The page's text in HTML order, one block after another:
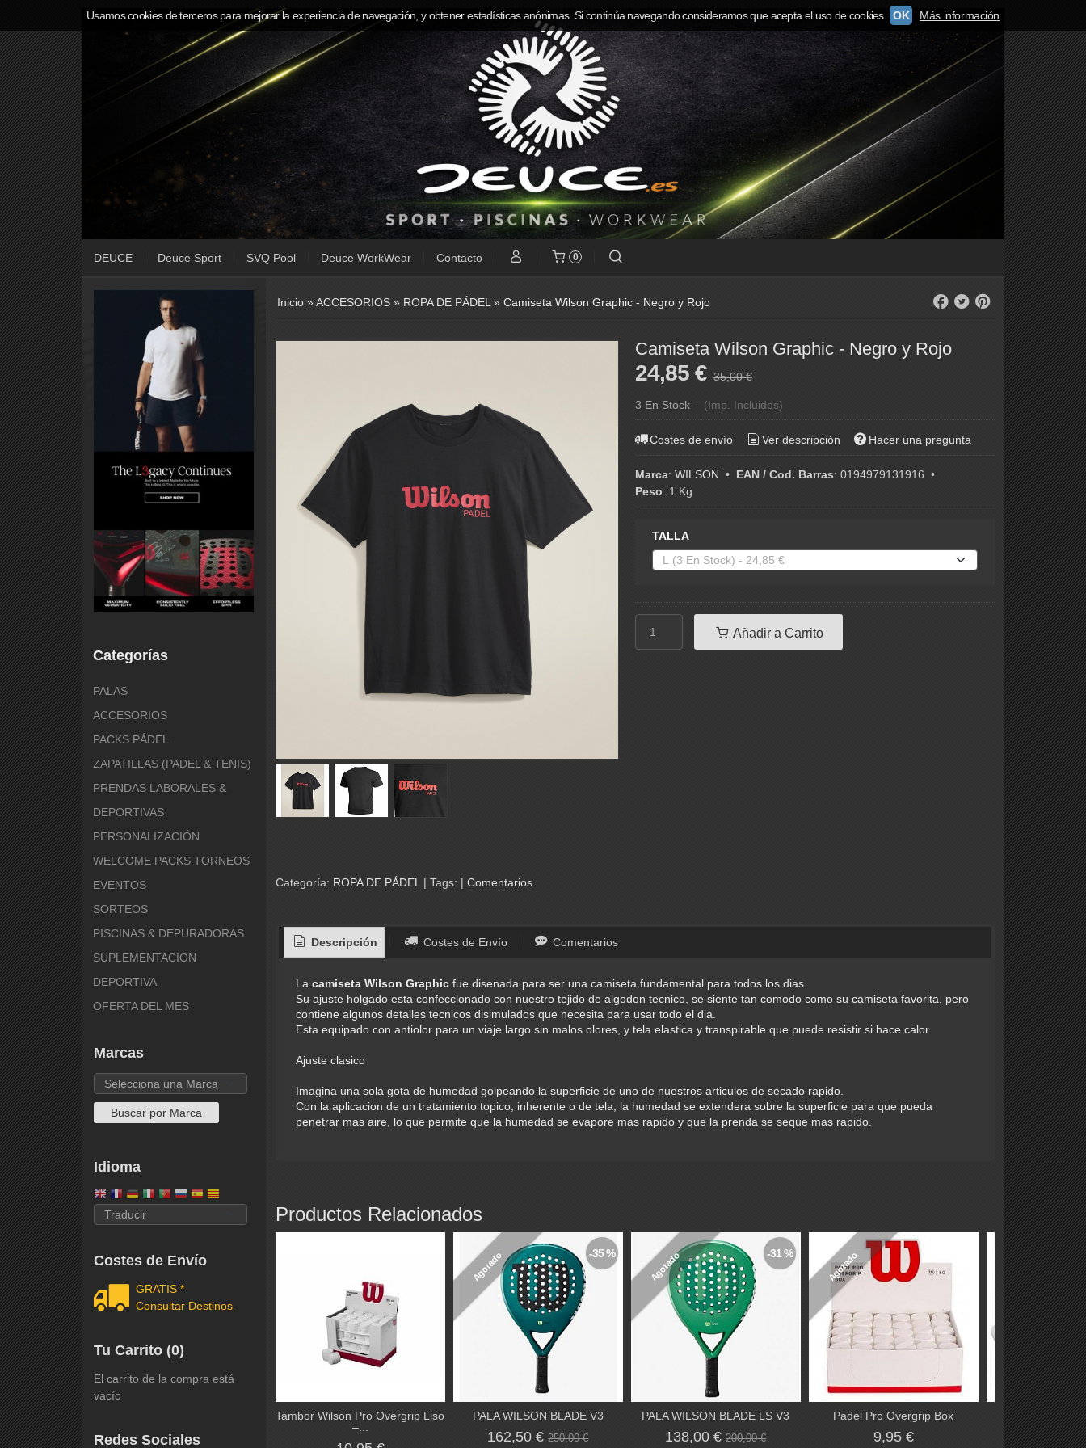
DEUCE Deuce Sport SVQ Pool Deuce WorkWear Contacto 0
Categorías
PALAS
ACCESORIOS
PACKS PÁDEL
ZAPATILLAS (PADEL & TENIS)
PRENDAS LABORALES &
DEPORTIVAS
PERSONALIZACIÓN
WELCOME PACKS TORNEOS
EVENTOS
SORTEOS
PISCINAS & DEPURADORAS
SUPLEMENTACION
DEPORTIVA
OFERTA DEL MES
Marcas
Idioma
Costes de Envío
GRATIS *
Consultar Destinos
Tu Carrito (0)
El carrito de la compra está
vacío
Redes Sociales
Inicio»ACCESORIOS» ROPA DE PÁDEL » Camiseta Wilson Graphic - Negro y Rojo
Camiseta Wilson Graphic - Negro y Rojo
24,85 € 35,00 €
3 En Stock - (Imp. Incluidos)
Costes de envío Ver descripción Hacer una pregunta
Marca: WILSON • EAN / Cod. Barras: 0194979131916 •
Peso: 1 Kg
TALLA
Añadir a Carrito
Categoría: ROPA DE PÁDEL | Tags: | Comentarios
Descripción Costes de Envío Comentarios
La camiseta Wilson Graphicfue disenada para ser una camiseta fundamental para todos los dias.
Su ajuste holgado esta confeccionado con nuestro tejido de algodon tecnico, se siente tan comodo como su camiseta favorita, pero
contiene algunos detalles tecnicos disimulados que necesita para usar todo el dia.
Esta equipado con antiolor para un viaje largo sin malos olores, y tela elastica y transpirable que puede resistir si hace calor.
Ajuste clasico
Imagina una sola gota de humedad golpeando la superficie de uno de nuestros articulos de secado rapido.
Con la aplicacion de un tratamiento topico, inherente o de tela, la humedad se extendera sobre la superficie para que pueda
penetrar mas aire, lo que permite que la humedad se evapore mas rapido y que la prenda se seque mas rapido.
Productos Relacionados
Tambor Wilson Pro Overgrip Liso
–...
Agotado -35 %
PALA WILSON BLADE V3
162,50 €250,00 €
Agotado -31 %
PALA WILSON BLADE LS V3
138,00 €200,00 €
Agotado
Padel Pro Overgrip Box
9,95 €
Usamos cookies de terceros para mejorar la experiencia de navegación, y obtener estadísticas anónimas. Si continúa navegando consideramos que acepta el uso de cookies. OK Más información